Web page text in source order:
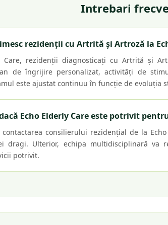
Intrebari
rezidenții cu Artrită și Artroză la
Care, rezidenții diagnosticați cu Artrită și
de îngrijire personalizat, activități de
este ajustat continuu în funcție de evoluția
Echo Elderly Care este potrivit
consilierului rezidențial de la
dragi. Ulterior, echipa multidisciplinară va
potrivit.